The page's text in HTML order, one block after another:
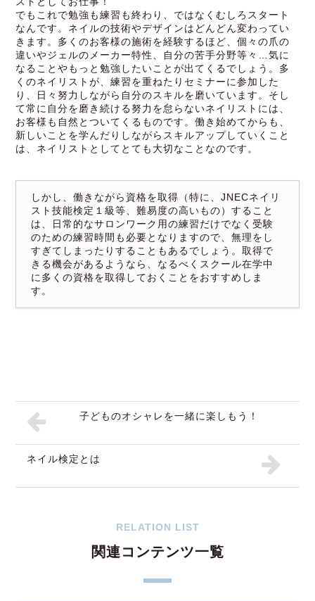
でもこれで勉強も練習も終わり、ではなくむしろスタート
なんです。ネイルの技術やデザインはどんどん変わってい
きます。多くのお客様の施術を経験するほど、個々の爪の
違いやジェルのメーカー特性、自分の苦手分野等々…気に
なることやもっと勉強したいことが出てくるでしょう。多
くのネイリストが、練習を重ねたりセミナーに参加した
り、日々努力しながら自分のスキルを磨いています。そし
て常に自分を磨き続ける努力を怠らないネイリストには、
お客様も自然とついてくるものです。働き始めてからも、
新しいことを学んだりしながらスキルアップしていくこと
は、ネイリストとしてとても大切なことなのです。
しかし、働きながら資格を取得（特に、JNECネイリ
スト技能検定１級等、難易度の高いもの）すること
は、日常的なサロンワーク用の練習だけでなく受験
のための練習時間も必要となりますので、無理をし
すぎてしまったりすることもあるでしょう。取得で
きる機会があるようなら、なるべくスクール在学中
に多くの資格を取得しておくことをおすすめしま
す。
子どものオシャレを一緒に楽しもう！
ネイル検定とは
RELATION LIST
関連コンテンツ一覧